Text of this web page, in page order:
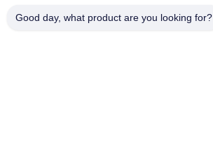
Fabrieksreis
Good day, what product are you looking for?